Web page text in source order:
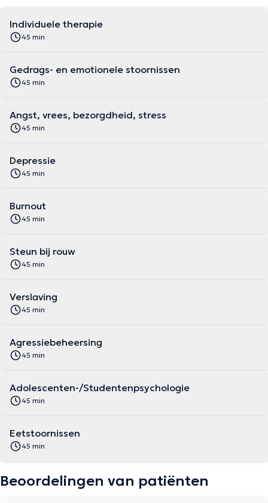
Individuele therapie
45 min
Gedrags- en emotionele stoornissen
45 min
Angst, vrees, bezorgdheid, stress
45 min
Depressie
45 min
Burnout
45 min
Steun bij rouw
45 min
Verslaving
45 min
Agressiebeheersing
45 min
Adolescenten-/Studentenpsychologie
45 min
Eetstoornissen
45 min
Beoordelingen van patiënten